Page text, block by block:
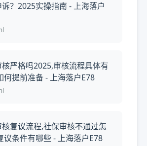
？2025实操指南 - 上海落户
严格吗2025,审核流程具体有
何提前准备 - 上海落户E78
复议流程,社保审核不通过怎
议条件有哪些 - 上海落户E78